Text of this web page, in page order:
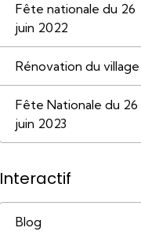
Fête nationale du 26
juin 2022
Rénovation du village
Fête Nationale du 26
juin 2023
Interactif
Blog